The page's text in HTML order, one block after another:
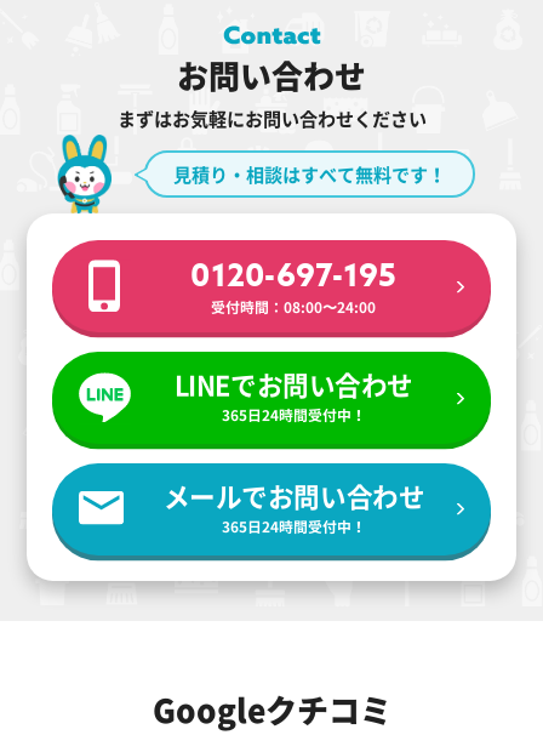
お問い合わせ
まずはお気軽にお問い合わせください
見積り・相談はすべて無料です！
0120-697-195
受付時間：08:00〜24:00
LINEでお問い合わせ
365日24時間受付中！
メールでお問い合わせ
365日24時間受付中！
Googleクチコミ